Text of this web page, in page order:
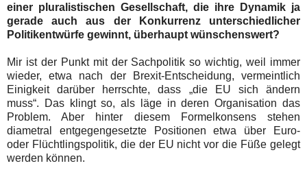
einer pluralistischen Gesellschaft, die ihre Dynamik ja
gerade auch aus der Konkurrenz unterschiedlicher
Politikentwürfe gewinnt, überhaupt wünschenswert?
Mir ist der Punkt mit der Sachpolitik so wichtig, weil immer
wieder, etwa nach der Brexit-Entscheidung, vermeintlich
Einigkeit darüber herrschte, dass „die EU sich ändern
muss“. Das klingt so, als läge in deren Organisation das
Problem. Aber hinter diesem Formelkonsens stehen
diametral entgegengesetzte Positionen etwa über Euro-
oder Flüchtlingspolitik, die der EU nicht vor die Füße gelegt
werden können.